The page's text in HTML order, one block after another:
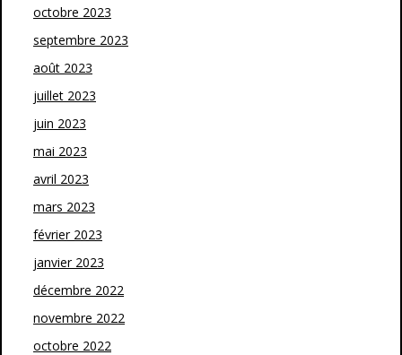
octobre 2023
septembre 2023
août 2023
juillet 2023
juin 2023
mai 2023
avril 2023
mars 2023
février 2023
janvier 2023
décembre 2022
novembre 2022
octobre 2022